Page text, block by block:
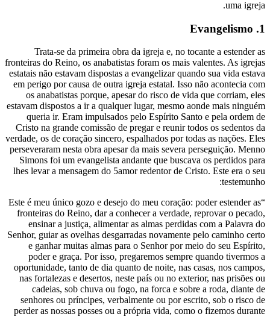
Trata-se da primeira obra da igreja
fronteiras do Reino, os anabatistas foram
estatais não estavam dispostas a
em perigo por causa de outra igreja
os anabatistas porque, apesar do risco
estavam dispostos a ir a qualquer lugar,
queria ir. Eram impulsados pelo
Cristo na grande comissão de pregar e
verdade, os de coração sincero, espalhados
perseveraram nesta obra apesar da mais
Simons foi um evangelista andante que
lhes levar a mensagem do 5amor
“Este é meu único gozo e desejo do meu
fronteiras do Reino, dar a conhecer a
ensinar a justiça, alimentar as almas
Senhor, guiar as ovelhas desgarradas
e ganhar muitas almas para o Senhor
poder e graça. Por isso, pregaremos
oportunidade, tanto de dia quanto de
nas fortalezas e desertos, neste país ou
cadeias, sob chuva ou fogo, na forca
senhores ou príncipes, verbalmente ou
perder as nossas posses ou a própria